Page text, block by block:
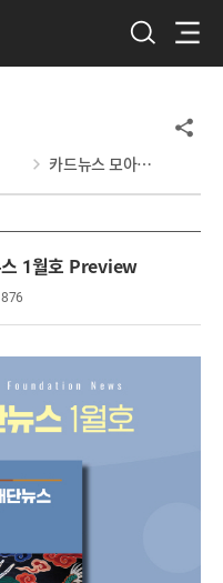
카드뉴스 모아보기
1월호 Preview